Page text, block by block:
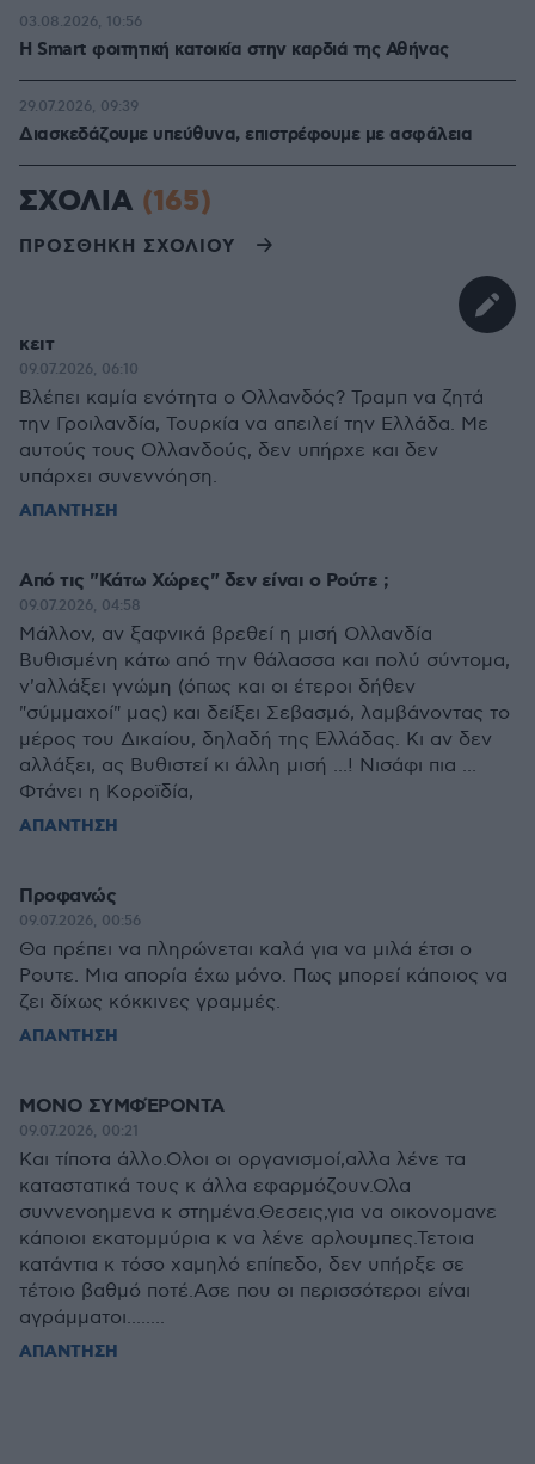
Η Smart φοιτητική κατοικία στην καρδιά της Αθήνας
03.08.2026, 10:56
Διασκεδάζουμε υπεύθυνα, επιστρέφουμε με ασφάλεια
29.07.2026, 09:39
ΣΧΟΛΙΑ (165)
ΠΡΟΣΘΗΚΗ ΣΧΟΛΙΟΥ
κειτ
09.07.2026, 06:10
Βλέπει καμία ενότητα ο Ολλανδός? Τραμπ να ζητά
την Γροιλανδία, Τουρκία να απειλεί την Ελλάδα. Με
αυτούς τους Ολλανδούς, δεν υπήρχε και δεν
υπάρχει συνεννόηση.
ΑΠΑΝΤΗΣΗ
Από τις "Κάτω Χώρες" δεν είναι ο Ρούτε ;
09.07.2026, 04:58
Μάλλον, αν ξαφνικά βρεθεί η μισή Ολλανδία
Βυθισμένη κάτω από την θάλασσα και πολύ σύντομα,
ν'αλλάξει γνώμη (όπως και οι έτεροι δήθεν
"σύμμαχοί" μας) και δείξει Σεβασμό, λαμβάνοντας το
μέρος του Δικαίου, δηλαδή της Ελλάδας. Κι αν δεν
αλλάξει, ας Βυθιστεί κι άλλη μισή ...! Νισάφι πια ...
Φτάνει η Κοροϊδία,
ΑΠΑΝΤΗΣΗ
Προφανώς
09.07.2026, 00:56
Θα πρέπει να πληρώνεται καλά για να μιλά έτσι ο
Ρουτε. Μια απορία έχω μόνο. Πως μπορεί κάποιος να
ζει δίχως κόκκινες γραμμές.
ΑΠΑΝΤΗΣΗ
ΜΟΝΟ ΣΥΜΦΈΡΟΝΤΑ
09.07.2026, 00:21
Και τίποτα άλλο.Ολοι οι οργανισμοί,αλλα λένε τα
καταστατικά τους κ άλλα εφαρμόζουν.Ολα
συννενοημενα κ στημένα.Θεσεις,για να οικονομανε
κάποιοι εκατομμύρια κ να λένε αρλουμπες.Τετοια
κατάντια κ τόσο χαμηλό επίπεδο, δεν υπήρξε σε
τέτοιο βαθμό ποτέ.Ασε που οι περισσότεροι είναι
αγράμματοι........
ΑΠΑΝΤΗΣΗ